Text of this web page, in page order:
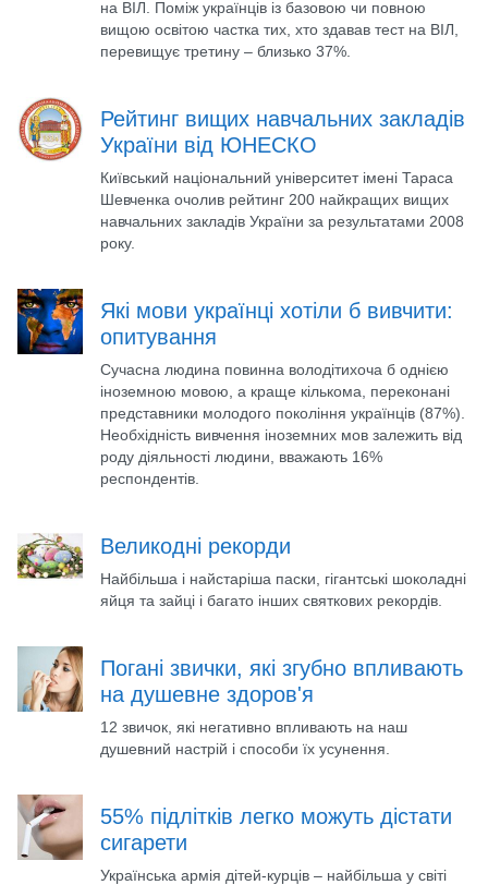
на ВІЛ. Поміж українців із базовою чи повною
вищою освітою частка тих, хто здавав тест на ВІЛ,
перевищує третину – близько 37%.
Рейтинг вищих навчальних закладів
України від ЮНЕСКО
Київський національний університет імені Тараса
Шевченка очолив рейтинг 200 найкращих вищих
навчальних закладів України за результатами 2008
року.
Які мови українці хотіли б вивчити:
опитування
Сучасна людина повинна володітихоча б однією
іноземною мовою, а краще кількома, переконані
представники молодого покоління українців (87%).
Необхідність вивчення іноземних мов залежить від
роду діяльності людини, вважають 16%
респондентів.
Великодні рекорди
Найбільша і найстаріша паски, гігантські шоколадні
яйця та зайці і багато інших святкових рекордів.
Погані звички, які згубно впливають
на душевне здоров'я
12 звичок, які негативно впливають на наш
душевний настрій і способи їх усунення.
55% підлітків легко можуть дістати
сигарети
Українська армія дітей-курців – найбільша у світі